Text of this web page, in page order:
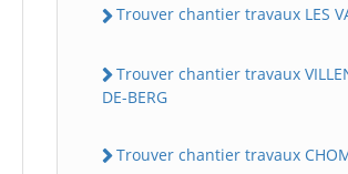
Trouver chantier travaux LES
Trouver chantier travaux
DE-BERG
Trouver chantier travaux